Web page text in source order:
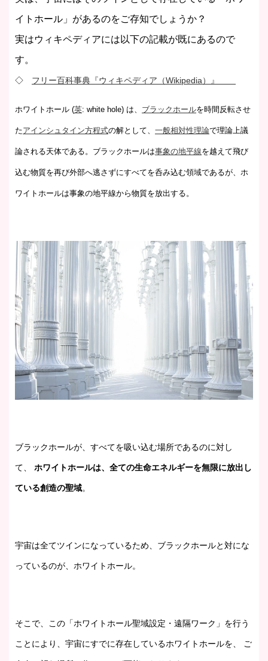
イトホール」があるのをご存知でしょうか？
実はウィキペディアには以下の記載が既にあるので
す。
◇ フリー百科事典『ウィキペディア（Wikipedia）』
ホワイトホール (英: white hole) は、 ブラックホールを時間反転させ
たアインシュタイン方程式の解として、 一般相対性理論で理論上議
論される天体である。ブラックホールは事象の地平線を越えて飛び
込む物質を再び外部へ逃さずにすべてを呑み込む領域であるが、ホ
ワイトホールは事象の地平線から物質を放出する。
ブラックホールが、すべてを吸い込む場所であるのに対し
て、 ホワイトホールは、全ての生命エネルギーを無限に放出し
ている創造の聖域。
宇宙は全てツインになっているため、ブラックホールと対にな
っているのが、ホワイトホール。
そこで、この「ホワイトホール聖域設定・遠隔ワーク」を行う
ことにより、宇宙にすでに存在しているホワイトホールを、 ご